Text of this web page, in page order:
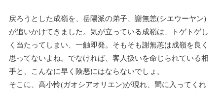
戻ろうとした成嶺を、岳陽派の弟子、謝無恙(シエウーヤン)
が追いかけてきました。気が立っている成嶺は、トゲトゲし
く当たってしまい、一触即発。そもそも謝無恙は成嶺を良く
思ってないよね。でなければ、客人扱いを命じられている相
手と、こんなに早く険悪にはならないでしょ。
そこに、高小怜(ガオシアオリエン)が現れ、間に入ってくれ